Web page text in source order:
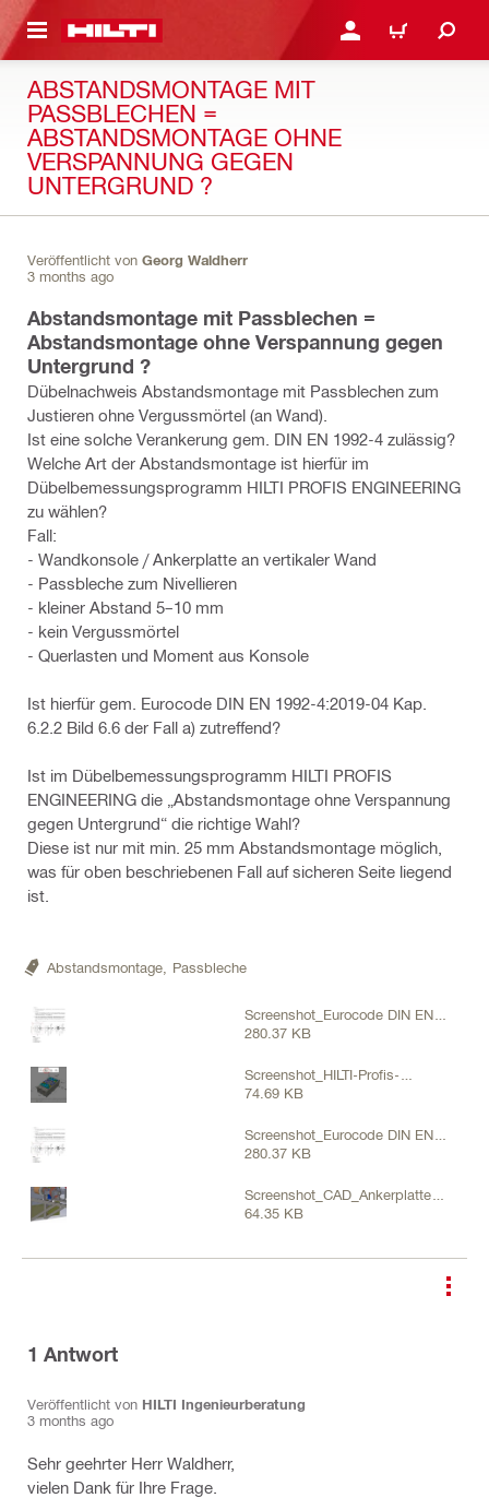
ANMELDEN ODER
WARENKORB
ABSTANDSMONTAGE MIT
PASSBLECHEN =
ABSTANDSMONTAGE OHNE
VERSPANNUNG GEGEN
UNTERGRUND ?
Veröffentlicht von Georg Waldherr
3 months ago
Abstandsmontage mit Passblechen =
Abstandsmontage ohne Verspannung gegen
Untergrund ?
Dübelnachweis Abstandsmontage mit Passblechen zum
Justieren ohne Vergussmörtel (an Wand).
Ist eine solche Verankerung gem. DIN EN 1992-4 zulässig?
Welche Art der Abstandsmontage ist hierfür im
Dübelbemessungsprogramm HILTI PROFIS ENGINEERING
zu wählen?
Fall:
- Wandkonsole / Ankerplatte an vertikaler Wand
- Passbleche zum Nivellieren
- kleiner Abstand 5–10 mm
- kein Vergussmörtel
- Querlasten und Moment aus Konsole
Ist hierfür gem. Eurocode DIN EN 1992-4:2019-04 Kap.
6.2.2 Bild 6.6 der Fall a) zutreffend?
Ist im Dübelbemessungsprogramm HILTI PROFIS
ENGINEERING die „Abstandsmontage ohne Verspannung
gegen Untergrund“ die richtige Wahl?
Diese ist nur mit min. 25 mm Abstandsmontage möglich,
was für oben beschriebenen Fall auf sicheren Seite liegend
ist.
Abstandsmontage, Passbleche
Screenshot_Eurocode DIN EN
1992-42019-04 Kap. 6.2.2 Bild
280.37 KB
Screenshot_HILTI-Profis-
Engineering_Abstandsmontage
Untergrund.jpg
74.69 KB
Screenshot_Eurocode DIN EN
1992-42019-04 Kap. 6.2.2 Bild
280.37 KB
Screenshot_CAD_Ankerplatte-
mit-Passplatten-an-Wand.jpg
64.35 KB
1 Antwort
Veröffentlicht von HILTI Ingenieurberatung
3 months ago
Sehr geehrter Herr Waldherr,
vielen Dank für Ihre Frage.